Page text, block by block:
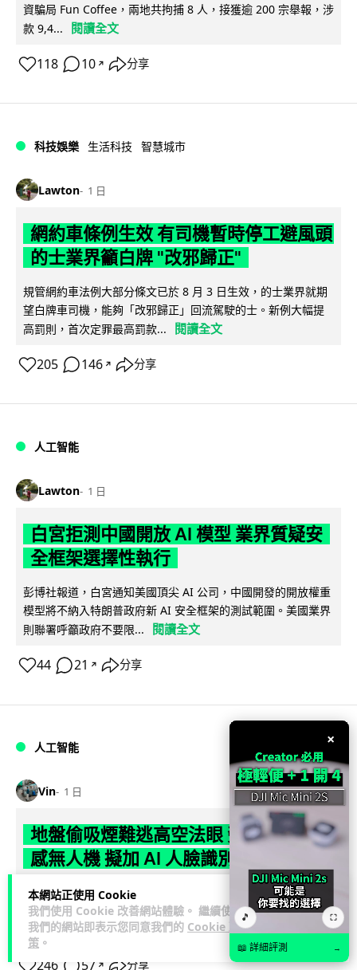
本網站正使用 Cookie
我們使用 Cookie 改善網站體驗。 繼續使用
我們的網站即表示您同意我們的 Cookie 政
策 。
資騙局 Fun Coffee，兩地共拘捕 8 人，接獲逾 200 宗舉報，涉
款 9,4...
閱讀全文
118 10 ↗ 分享
科技娛樂 生活科技 智慧城市
Lawton 1 日
網約車條例生效 有司機暫時停工避風頭
的士業界籲白牌 "改邪歸正"
規管網約車法例大部分條文已於 8 月 3 日生效，的士業界就期
望白牌車司機，能夠「改邪歸正」回流駕駛的士。新例大幅提
高罰則，首次定罪最高罰款...
閱讀全文
205 146 ↗ 分享
人工智能
Lawton 1 日
白宮拒測中國開放 AI 模型 業界質疑安
全框架選擇性執行
彭博社報道，白宮通知美國頂尖 AI 公司，中國開發的開放權重
模型將不納入特朗普政府新 AI 安全框架的測試範圍。美國業界
則聯署呼籲政府不要限...
閱讀全文
44 21 ↗ 分享
人工智能
Vin 1 日
地盤偷吸煙難逃高空法眼 勞工處出動熱
感無人機 擬加 AI 人臉識別精準執法
勞工處投入配備熱感應鏡頭的小型無人機進行高空巡邏以打擊
地盤違例吸煙，並正研究於未來一年內引入 AI 人臉識別與行為
分析功能，結合三大技術進一...
閱讀全文
246 57 ↗ 分享
×
🎵 ⛶
📖 詳細評測 →